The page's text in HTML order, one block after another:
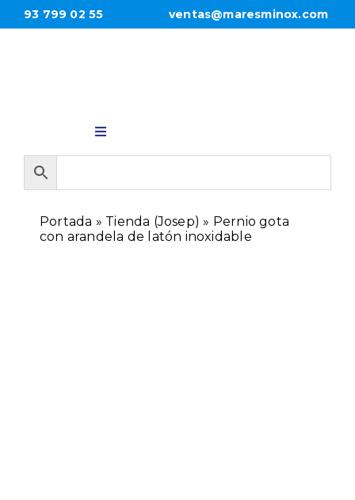
contenido
93 799 02 55 ventas@maresminox.com
Toggle
Navigation
PRODUCTOS
Portada » Tienda (Josep) » Pernio gota
con arandela de latón inoxidable